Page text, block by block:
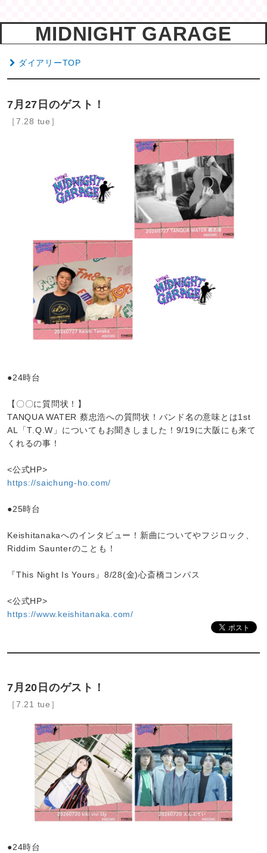
MIDNIGHT GARAGE
ダイアリーTOP
7月27日のゲスト！
［7.28 tue］
●24時台
【〇〇に質問状！】
TANQUA WATER 蔡忠浩への質問状！バンド名の意味とは1st
AL「T.Q.W」についてもお聞きしました！9/19に大阪にも来て
くれるの事！
<公式HP>
https://saichung-ho.com/
●25時台
Keishitanakaへのインタビュー！新曲についてやフジロック、
Riddim Saunterのことも！
『This Night Is Yours』8/28(金)心斎橋コンパス
<公式HP>
https://www.keishitanaka.com/
7月20日のゲスト！
［7.21 tue］
●24時台